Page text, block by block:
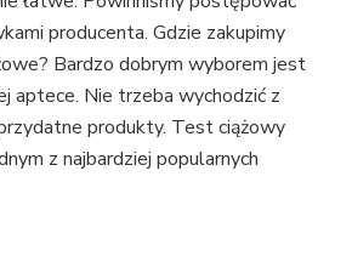
producenta. Gdzie zakupimy
Bardzo dobrym wyborem jest
aptece. Nie trzeba wychodzić z
produkty. Test ciążowy
z najbardziej popularnych